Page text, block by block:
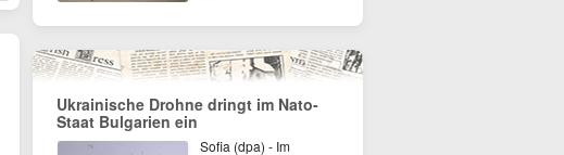
Ukrainische Drohne dringt im Nato-
Staat Bulgarien ein
Sofia (dpa) - Im